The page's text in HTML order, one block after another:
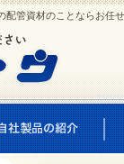
配管資材のことならお任